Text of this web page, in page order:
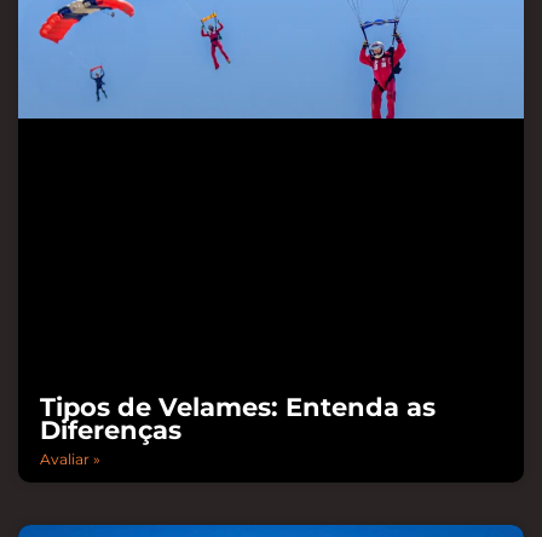
Tipos de Velames: Entenda as
Diferenças
Avaliar »